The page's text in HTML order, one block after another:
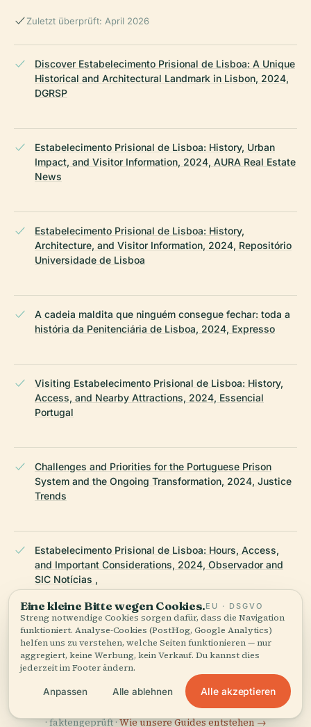
Zuletzt überprüft: April 2026
Discover Estabelecimento Prisional de Lisboa: A Unique
Historical and Architectural Landmark in Lisbon, 2024,
DGRSP
Estabelecimento Prisional de Lisboa: History, Urban
Impact, and Visitor Information, 2024, AURA Real Estate
News
Estabelecimento Prisional de Lisboa: History,
Architecture, and Visitor Information, 2024, Repositório
Universidade de Lisboa
A cadeia maldita que ninguém consegue fechar: toda a
história da Penitenciária de Lisboa, 2024, Expresso
Visiting Estabelecimento Prisional de Lisboa: History,
Access, and Nearby Attractions, 2024, Essencial
Portugal
Challenges and Priorities for the Portuguese Prison
System and the Ongoing Transformation, 2024, Justice
Trends
Estabelecimento Prisional de Lisboa: Hours, Access,
and Important Considerations, 2024, Observador and
SIC Notícias ,
Exploring Lisbon 2025: Tourism Statistics, Cuisine, and
Destinations, 2025, GoWithGuide
ZULETZT ÜBERPRÜFT: APRIL 2026
Recherchiert aus Wikidata, Wikipedia und offiziellen Quellen
· faktengeprüft ·Wie unsere Guides entstehen →
Eine kleine Bitte wegen Cookies.EU · DSGVO
Streng notwendige Cookies sorgen dafür, dass die Navigation
funktioniert. Analyse-Cookies (PostHog, Google Analytics)
helfen uns zu verstehen, welche Seiten funktionieren — nur
aggregiert, keine Werbung, kein Verkauf. Du kannst dies
jederzeit im Footer ändern.
Anpassen Alle ablehnen Alle akzeptieren